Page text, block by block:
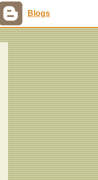
Blogs